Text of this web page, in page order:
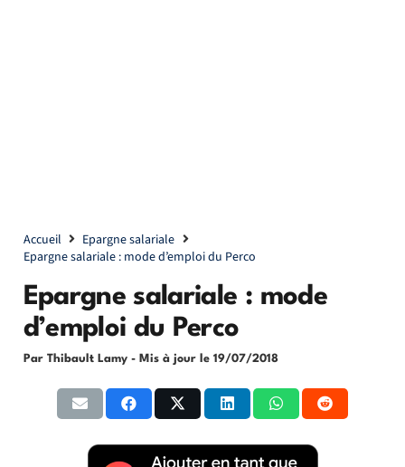
Accueil
Epargne salariale
Epargne salariale : mode d’emploi du Perco
Epargne salariale : mode
d’emploi du Perco
Par Thibault Lamy - Mis à jour le 19/07/2018